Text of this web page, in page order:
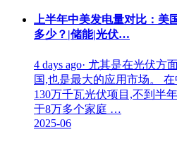
上半年中美发电量对比：美
多少？|储能|光伏…
4 days ago· 尤其是在光伏方
国,也是最大的应用市场。
130万千瓦光伏项目,不到半
于8万多个家庭 …
2025-06